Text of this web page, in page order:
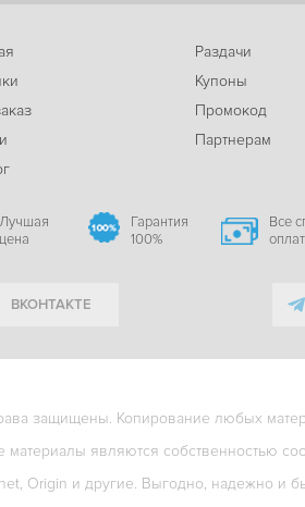
Раздачи
Купоны
Промокод
Партнерам
Лучшая
цена
Гарантия
100%
Все
ВКОНТАКТЕ
защищены. Копирование любых
материалы являются собственностью
Origin и другие. Выгодно, надежно и